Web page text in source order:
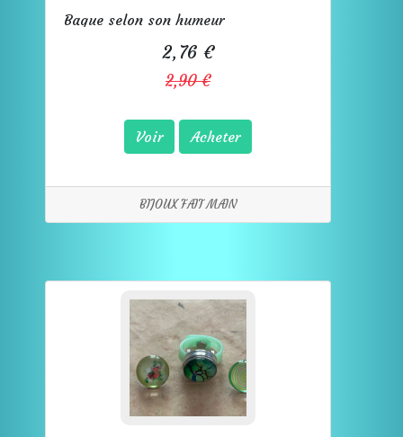
Bague selon son humeur
2,76 €
2,90 €
Voir Acheter
BIJOUX FAIT MAIN